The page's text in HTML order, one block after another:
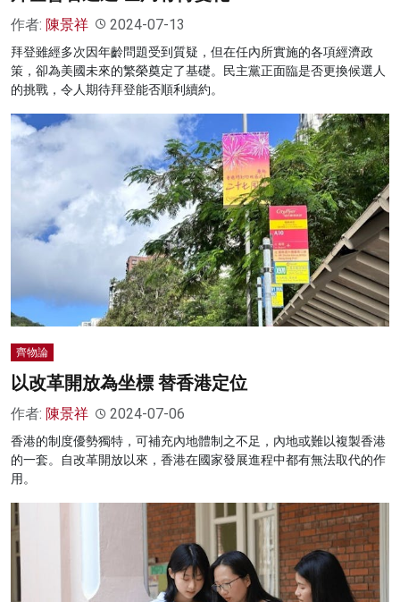
作者: 陳景祥 2024-07-13
拜登雖經多次因年齡問題受到質疑，但在任內所實施的各項經濟政
策，卻為美國未來的繁榮奠定了基礎。民主黨正面臨是否更換候選人
的挑戰，令人期待拜登能否順利續約。
齊物論
以改革開放為坐標 替香港定位
作者: 陳景祥 2024-07-06
香港的制度優勢獨特，可補充內地體制之不足，內地或難以複製香港
的一套。自改革開放以來，香港在國家發展進程中都有無法取代的作
用。